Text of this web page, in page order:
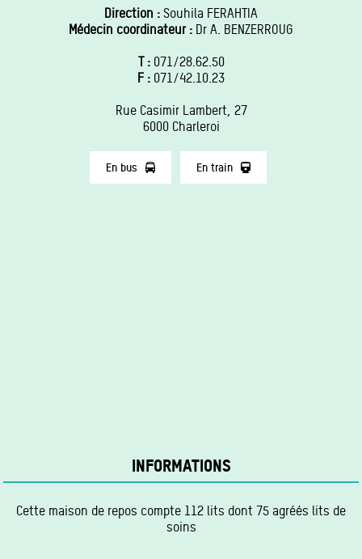
Direction : Souhila FERAHTIA
Médecin coordinateur : Dr A. BENZERROUG
T : 071/28.62.50
F : 071/42.10.23
Rue Casimir Lambert, 27
6000 Charleroi
En bus En train
INFORMATIONS
Cette maison de repos compte 112 lits dont 75 agréés lits de
soins